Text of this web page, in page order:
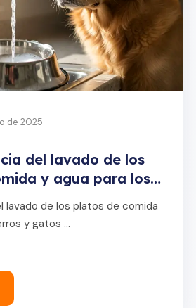
de 2025
del lavado de los
y agua para los
lavado de los platos de comida
y gatos ...